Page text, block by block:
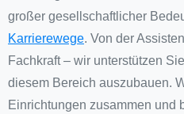
großer gesellschaftlicher
Karrierewege. Von der
Fachkraft – wir unterstützen
diesem Bereich auszubauen.
Einrichtungen zusammen und